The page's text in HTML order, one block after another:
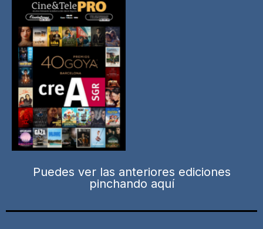
Puedes ver las anteriores ediciones
pinchando aquí